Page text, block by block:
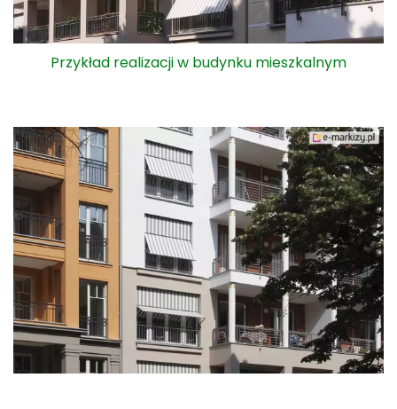
Przykład realizacji w budynku mieszkalnym